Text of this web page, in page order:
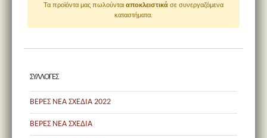
Τα προϊόντα μας πωλούνται αποκλειστικά σε συνεργαζόμενα
καταστήματα.
ΣΥΛΛΟΓΕΣ
ΒΕΡΕΣ ΝΕΑ ΣΧΕΔΙΑ 2022
ΒΕΡΕΣ ΝΕΑ ΣΧΕΔΙΑ